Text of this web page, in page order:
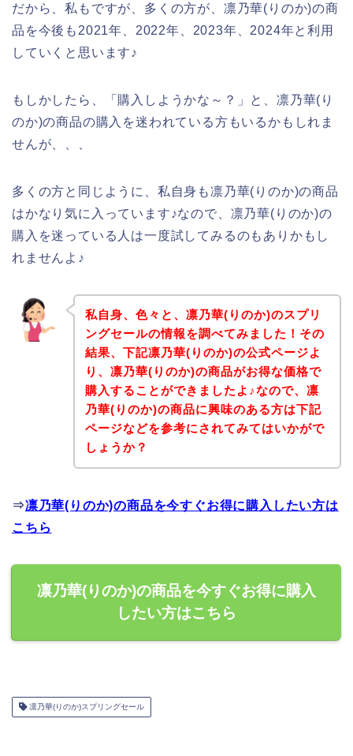
だから、私もですが、多くの方が、凛乃華(りのか)の商
品を今後も2021年、2022年、2023年、2024年と利用
していくと思います♪
もしかしたら、「購入しようかな～？」と、凛乃華(り
のか)の商品の購入を迷われている方もいるかもしれま
せんが、、、
多くの方と同じように、私自身も凛乃華(りのか)の商品
はかなり気に入っています♪なので、凛乃華(りのか)の
購入を迷っている人は一度試してみるのもありかもし
れませんよ♪
私自身、色々と、凛乃華(りのか)のスプリ
ングセールの情報を調べてみました！その
結果、下記凛乃華(りのか)の公式ページよ
り、凛乃華(りのか)の商品がお得な価格で
購入することができましたよ♪なので、凛
乃華(りのか)の商品に興味のある方は下記
ページなどを参考にされてみてはいかがで
しょうか？
⇒凛乃華(りのか)の商品を今すぐお得に購入したい方は
こちら
凛乃華(りのか)の商品を今すぐお得に購入
したい方はこちら
凛乃華(りのか)スプリングセール